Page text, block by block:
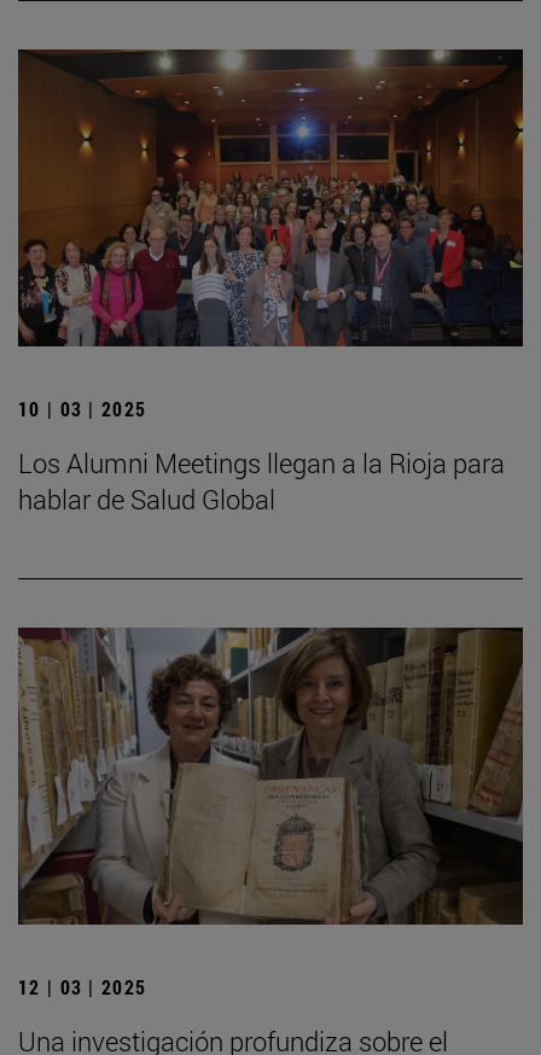
10 | 03 | 2025
Los Alumni Meetings llegan a la Rioja para
hablar de Salud Global
12 | 03 | 2025
Una investigación profundiza sobre el